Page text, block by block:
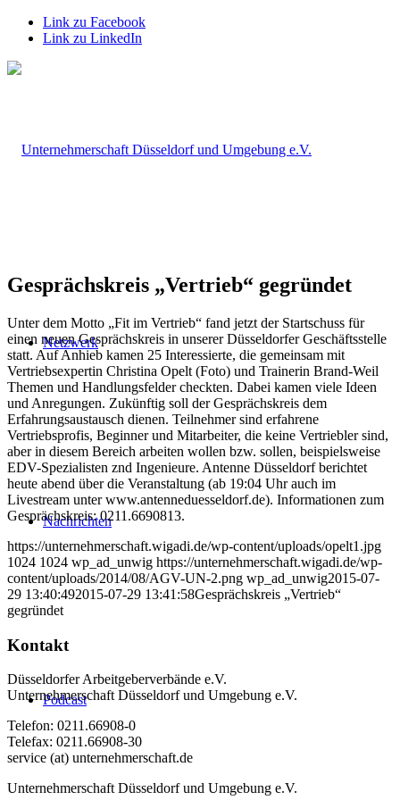
Link zu Facebook
Link zu LinkedIn
Netzwerk
Nachrichten
Podcast
Gesprächskreis „Vertrieb“ gegründet
Unter dem Motto „Fit im Vertrieb“ fand jetzt der Startschuss für
einen neuen Gesprächskreis in unserer Düsseldorfer Geschäftsstelle
statt. Auf Anhieb kamen 25 Interessierte, die gemeinsam mit
Vertriebsexpertin Christina Opelt (Foto) und Trainerin Brand-Weil
Themen und Handlungsfelder checkten. Dabei kamen viele Ideen
und Anregungen. Zukünftig soll der Gesprächskreis dem
Erfahrungsaustausch dienen. Teilnehmer sind erfahrene
Vertriebsprofis, Beginner und Mitarbeiter, die keine Vertriebler sind,
aber in diesem Bereich arbeiten wollen bzw. sollen, beispielsweise
EDV-Spezialisten znd Ingenieure. Antenne Düsseldorf berichtet
heute abend über die Veranstaltung (ab 19:04 Uhr auch im
Livestream unter www.antenneduesseldorf.de). Informationen zum
Gesprächskreis: 0211.6690813.
https://unternehmerschaft.wigadi.de/wp-content/uploads/opelt1.jpg
1024 1024 wp_ad_unwig https://unternehmerschaft.wigadi.de/wp-
content/uploads/2014/08/AGV-UN-2.png wp_ad_unwig2015-07-
29 13:40:492015-07-29 13:41:58Gesprächskreis „Vertrieb“
gegründet
Kontakt
Düsseldorfer Arbeitgeberverbände e.V.
Unternehmerschaft Düsseldorf und Umgebung e.V.
Telefon: 0211.66908-0
Telefax: 0211.66908-30
service (at) unternehmerschaft.de
Unternehmerschaft Düsseldorf und Umgebung e.V.